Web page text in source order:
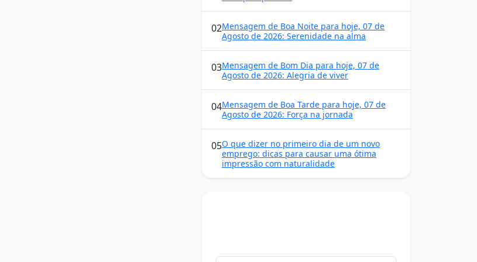
02Mensagem de Boa Noite para hoje, 07 de
Agosto de 2026: Serenidade na alma
03Mensagem de Bom Dia para hoje, 07 de
Agosto de 2026: Alegria de viver
04Mensagem de Boa Tarde para hoje, 07 de
Agosto de 2026: Força na jornada
05O que dizer no primeiro dia de um novo
emprego: dicas para causar uma ótima
impressão com naturalidade